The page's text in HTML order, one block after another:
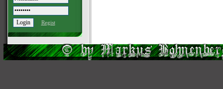
Regist